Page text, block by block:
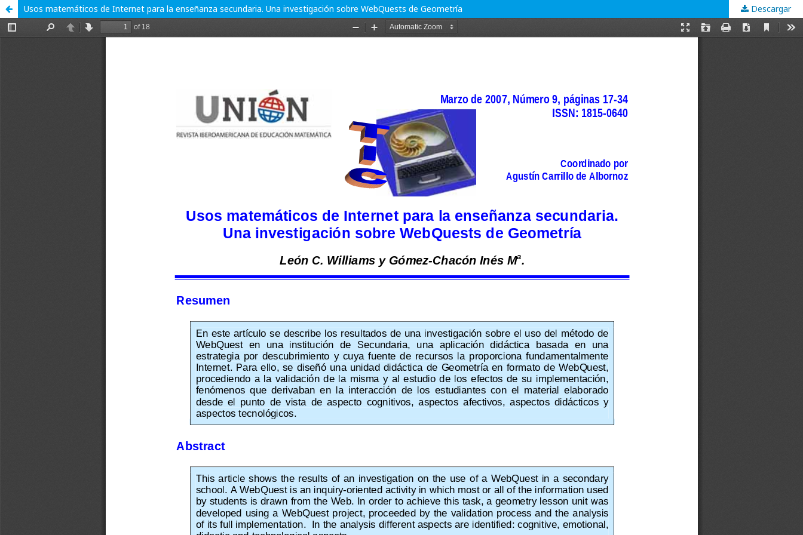
Usos matemáticos de Internet para la enseñanza secundaria. Una investigación sobre WebQuests de Geometría Descargar